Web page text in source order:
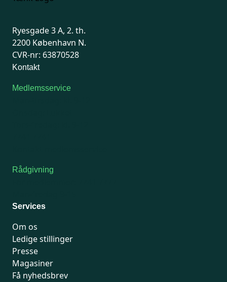
Ryesgade 3 A, 2. th.
2200 København N.
CVR-nr: 63870528
Kontakt
Medlemsservice
Rådgivning
Services
Om os
Ledige stillinger
Presse
Magasiner
Få nyhedsbrev